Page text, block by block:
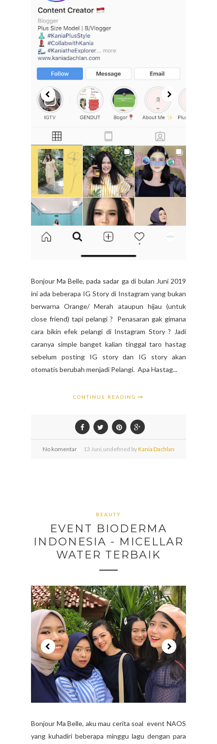
Bonjour Ma Belle, pada sadar ga di bulan Juni 2019
ini ada beberapa IG Story di Instagram yang bukan
berwarna Orange/ Merah ataupun hijau (untuk
close friend) tapi pelangi ? Penasaran gak gimana
cara bikin efek pelangi di Instagram Story ? Jadi
caranya simple banget kalian tinggal taro hastag
sebelum posting IG story dan IG story akan
otomatis berubah menjadi Pelangi. Apa Hastag...
CONTINUE READING
No komentar 13 Juni,undefined byKania Dachlan
BEAUTY
EVENT BIODERMA
INDONESIA - MICELLAR
WATER TERBAIK
Bonjour Ma Belle, aku mau cerita soal event NAOS
yang kuhadiri beberapa minggu lagu dengan para